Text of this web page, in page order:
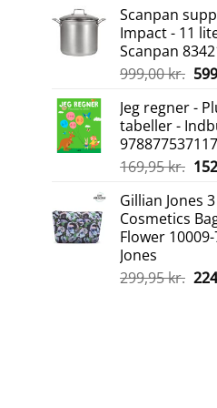
var:
Scanpan
Impact - 11
Scanpan
999,00kr.
var:
Jeg regner -
tabeller -
169,95kr.
pris
var:
Gillian Jones
Cosmetics
Flower
Jones
299,95kr.